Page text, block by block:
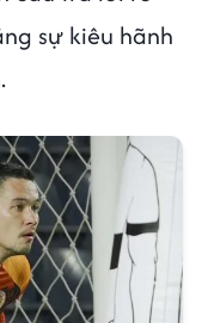
sự kiêu hãnh